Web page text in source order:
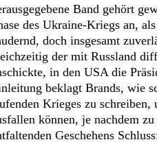
Band gehört
des Ukraine-Kriegs an,
doch insgesamt
der mit Russland
in den USA die
beklagt Brands, wie
Krieges zu
können, je nachdem
Geschehens